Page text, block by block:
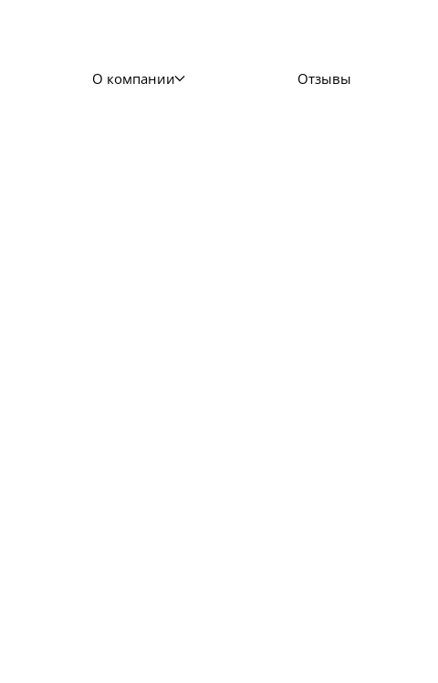
О компании Отзывы